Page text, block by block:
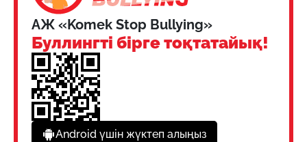
АЖ «Komek Stop Bullying»
Буллингті бірге тоқтатайық!
Android үшін жүктеп алыңыз